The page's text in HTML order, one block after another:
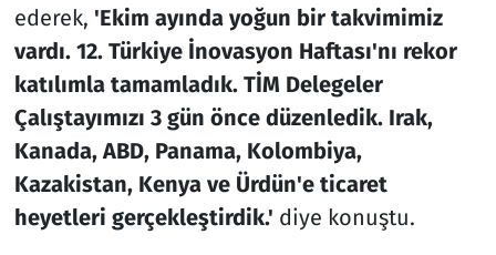
ederek, 'Ekim ayında yoğun bir takvimimiz
vardı. 12. Türkiye İnovasyon Haftası'nı rekor
katılımla tamamladık. TİM Delegeler
Çalıştayımızı 3 gün önce düzenledik. Irak,
Kanada, ABD, Panama, Kolombiya,
Kazakistan, Kenya ve Ürdün'e ticaret
heyetleri gerçekleştirdik.' diye konuştu.